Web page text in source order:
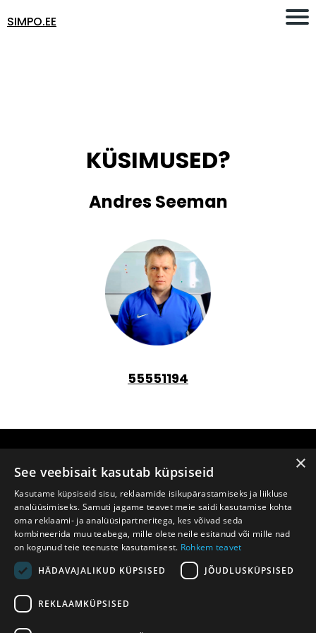
SIMPO.EE
KÜSIMUSED?
Andres Seeman
55551194
SIMPO.EE
5555 11 94
VÕTA ÜHENDUST!
×
See veebisait kasutab küpsiseid
Kasutame küpsiseid sisu, reklaamide isikupärastamiseks ja liikluse
analüüsimiseks. Samuti jagame teavet meie saidi kasutamise kohta
oma reklaami- ja analüüsipartneritega, kes võivad seda
kombineerida muu teabega, mille olete neile esitanud või mille nad
on kogunud teie teenuste kasutamisest. Rohkem teavet
HÄDAVAJALIKUD KÜPSISED
JÕUDLUSKÜPSISED
REKLAAMKÜPSISED